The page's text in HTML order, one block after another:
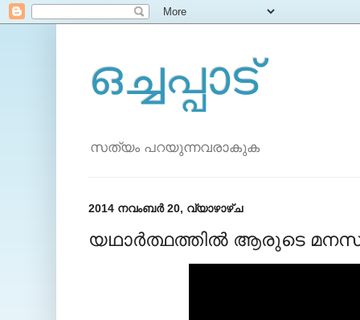
ഒച്ചപ്പാട്
സത്യം പറയുന്നവരാകുക
2014 നവംബർ 20, വ്യാഴാഴ്‌ച
യഥാര്‍ത്ഥത്തില്‍ ആരുടെ